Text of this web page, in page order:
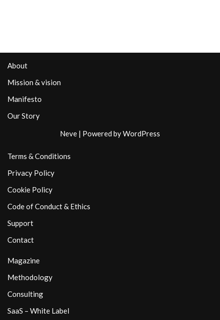
About
Mission & vision
Manifesto
Our Story
Neve | Powered byWordPress
Terms & Conditions
Privacy Policy
Cookie Policy
Code of Conduct & Ethics
Support
Contact
Magazine
Methodology
Consulting
SaaS – White Label